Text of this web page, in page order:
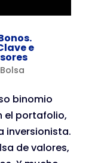
e
binomio
el portafolio,
inversionista.
de valores,